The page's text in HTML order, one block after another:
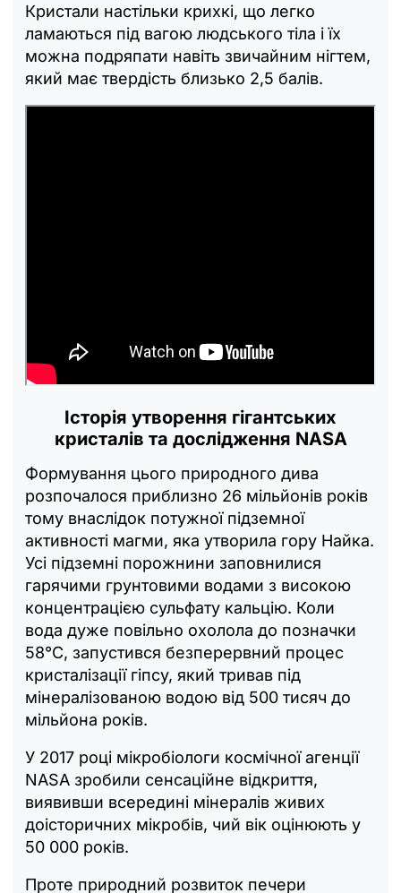
Кристали настільки крихкі, що легко
ламаються під вагою людського тіла і їх
можна подряпати навіть звичайним нігтем,
який має твердість близько 2,5 балів.
Історія утворення гігантських
кристалів та дослідження NASA
Формування цього природного дива
розпочалося приблизно 26 мільйонів років
тому внаслідок потужної підземної
активності магми, яка утворила гору Найка.
Усі підземні порожнини заповнилися
гарячими грунтовими водами з високою
концентрацією сульфату кальцію. Коли
вода дуже повільно охолола до позначки
58°C, запустився безперервний процес
кристалізації гіпсу, який тривав під
мінералізованою водою від 500 тисяч до
мільйона років.
У 2017 році мікробіологи космічної агенції
NASA зробили сенсаційне відкриття,
виявивши всередині мінералів живих
доісторичних мікробів, чий вік оцінюють у
50 000 років.
Проте природний розвиток печери